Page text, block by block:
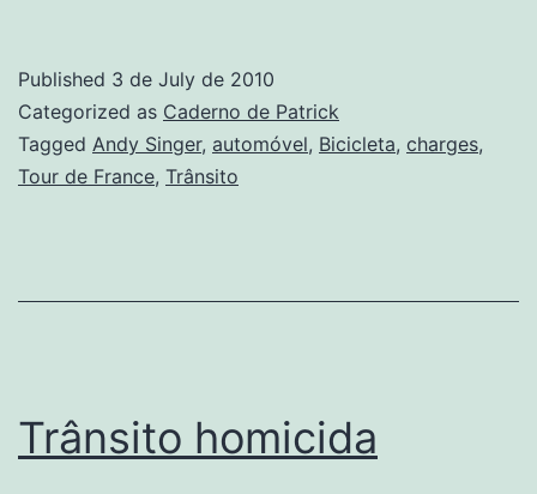
Published 3 de July de 2010
Categorized as Caderno de Patrick
Tagged Andy Singer, automóvel, Bicicleta, charges,
Tour de France, Trânsito
Trânsito homicida